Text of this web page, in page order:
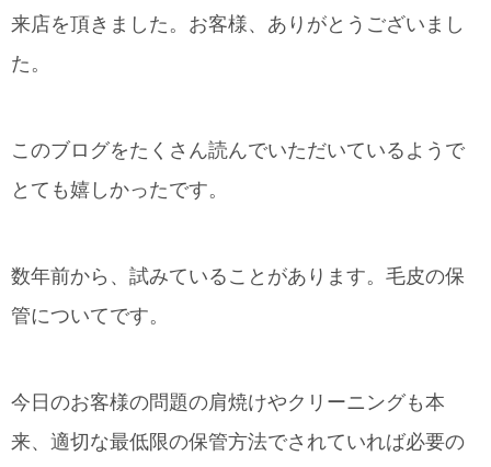
来店を頂きました。お客様、ありがとうございまし
た。
このブログをたくさん読んでいただいているようで
とても嬉しかったです。
数年前から、試みていることがあります。毛皮の保
管についてです。
今日のお客様の問題の肩焼けやクリーニングも本
来、適切な最低限の保管方法でされていれば必要の